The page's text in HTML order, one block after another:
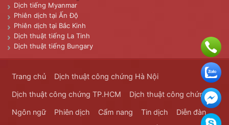
Dịch tiếng Myanmar
Phiên dịch tại Ấn Độ
Phiên dịch tại Bắc Kinh
Dịch thuật tiếng La Tinh
Dịch thuật tiếng Bungary
Trang chủ Dịch thuật công chứng Hà Nội
Dịch thuật công chứng TP.HCM Dịch thuật công chứng
Ngôn ngữ Phiên dịch Cẩm nang Tin dịch Diễn đàn